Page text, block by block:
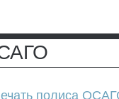
полиса